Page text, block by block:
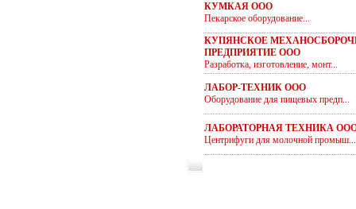
КУМКАЯ ООО
Пекарское оборудование...
КУПЯНСКОЕ
ПРЕДПРИЯТИЕ ООО
Разработка, изготовление, монт...
ЛАБОР-ТЕХНИК ООО
Оборудование для пищевых предп...
ЛАБОРАТОРНАЯ ТЕХНИКА
Центрифуги для молочной промыш...